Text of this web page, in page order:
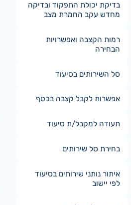
בדיקת יכולת התפקוד ובדיקה
מחדש עקב החמרת מצב
רמות הקצבה ואפשרויות
הבחירה
סל השירותים בסיעוד
אפשרות לקבל קצבה בכסף
תעודה למקבל/ת סיעוד
בחירת סל שירותים
איתור נותני שירותים בסיעוד
לפי יישוב